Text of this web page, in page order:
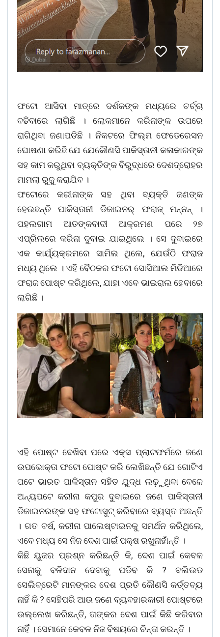
ଫଟୋ ଆସିବା ମାତ୍ରେ ଦର୍ଶକଙ୍କ ମଧ୍ୟରେ ଚର୍ଚ୍ଚା
ବଢିବାରେ ଲାଗିଛି । ଲୋକମାନେ କରିନାଙ୍କ ଉପରେ
ରାଗିଥିବା ଜଣାପଡିଛି । ନିକଟରେ ଫିଲ୍ମ ଫେଡେରେସନ
ଘୋଷଣା କରିଛି ଯେ ଯେକୌଣସି ପାକିସ୍ତାନୀ କଳାକାରଙ୍କ
ସହ କାମ କରୁଥିବା ବ୍ୟକ୍ତିଙ୍କ ବିରୁଦ୍ଧରେ ଦେଶଦ୍ରୋହର
ମାମଲା ରୁଜୁ କରାଯିବ ।
ଫଟୋରେ କରୀନାଙ୍କ ସହ ଥିବା ବ୍ୟକ୍ତି ଜଣଙ୍କ
ହେଉଛନ୍ତି ପାକିସ୍ତାନୀ ଡିଜାଇନର୍ ଫରାଜ୍ ମନ୍ନନ୍ ।
ପହଲଗାମ ଆତଙ୍କବାଦୀ ଆକ୍ରମଣ ପରେ ୨୭
ଏପ୍ରିଲରେ କରିନା ଦୁବାଇ ଯାଇଥିଲେ । ସେ ଦୁବାଇରେ
ଏକ କାର୍ୟ୍ୟକ୍ରମରେ ସାମିଲ ଥିଲେ, ଯେଉଁଠି ଫରାଜ
ମଧ୍ୟ ଥିଲେ । ଏହି ବୈଠକର ଫଟୋ ସୋସିଆଲ ମିଡିଆରେ
ଫରାଜ ପୋଷ୍ଟ କରିଥିଲେ, ଯାହା ଏବେ ଭାଇରାଲ ହେବାରେ
ଲାଗିଛି ।
ଏହି ପୋଷ୍ଟ ଦେଖିବା ପରେ ଏକ୍ସ ପ୍ଲାଟଫର୍ମରେ ଜଣେ
ଉପଭୋକ୍ତା ଫଟୋ ପୋଷ୍ଟ କରି ଲେଖିଛନ୍ତି ଯେ ଗୋଟିଏ
ପଟେ ଭାରତ ପାକିସ୍ତାନ ସହିତ ଯୁଦ୍ଧ ଲଢ଼ୁଥିବା ବେଳେ
ଅନ୍ୟପଟେ କରୀନା କପୁର ଦୁବାଇରେ ଜଣେ ପାକିସ୍ତାନୀ
ଡିଜାଇନରଙ୍କ ସହ ଫଟୋସୁଟ୍ କରିବାରେ ବ୍ୟସ୍ତ ଅଛନ୍ତି
। ଗତ ବର୍ଷ, କରୀନା ପାଲେଷ୍ଟାଇନକୁ ସମର୍ଥନ କରିଥିଲେ,
ଏବେ ମଧ୍ୟ ସେ ନିଜ ଦେଶ ପାଇଁ ପକ୍ଷ ରଖୁନାହାଁନ୍ତି ।
କିଛି ୟୁଜର ପ୍ରଶ୍ନ କରିଛନ୍ତି କି, ଦେଶ ପାଇଁ କେବଳ
ସେନାକୁ ବଳିଦାନ ଦେବାକୁ ପଡିବ କି ? ବଲିଉଡ
ସେଲିବ୍ରେଟି ମାନଙ୍କର ଦେଶ ପ୍ରତି କୌଣସି କର୍ତ୍ତବ୍ୟ
ନାହିଁ କି ? ସେହିପରି ଆଉ ଜଣେ ବ୍ୟବହାରକାରୀ ପୋଷ୍ଟରେ
ଉଲ୍ଲେଖ କରିଛନ୍ତି, ତାଙ୍କର ଦେଶ ପାଇଁ କିଛି କରିବାର
ନାହିଁ । ସେମାନେ କେବଳ ନିଜ ବିଷୟରେ ଚିନ୍ତା କରନ୍ତି ।